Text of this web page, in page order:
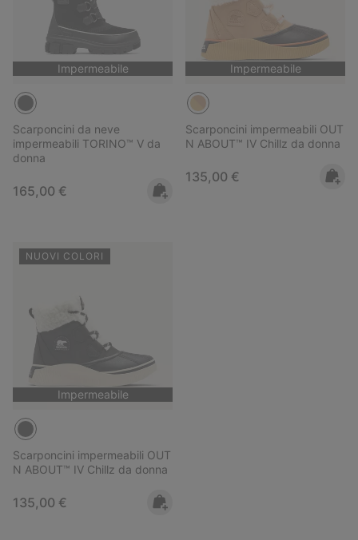
Impermeabile
Scarponcini da neve
impermeabili TORINO™ V da
donna
Regular price:
165,00 €
Impermeabile
Scarponcini impermeabili OUT
N ABOUT™ IV Chillz da donna
Regular price:
135,00 €
NUOVI COLORI
Impermeabile
Scarponcini impermeabili OUT
N ABOUT™ IV Chillz da donna
Regular price:
135,00 €